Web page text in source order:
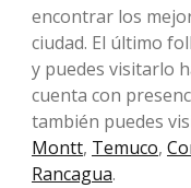
encontrar los
ciudad. El último
y puedes visitarlo
cuenta con
también puedes
Montt, Temuco,
Rancagua.